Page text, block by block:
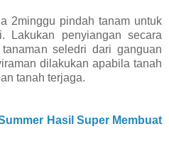
2minggu pindah tanam untuk
Lakukan penyiangan secara
seledri dari ganguan
dilakukan apabila tanah
tanah terjaga.
Hasil Super Membuat